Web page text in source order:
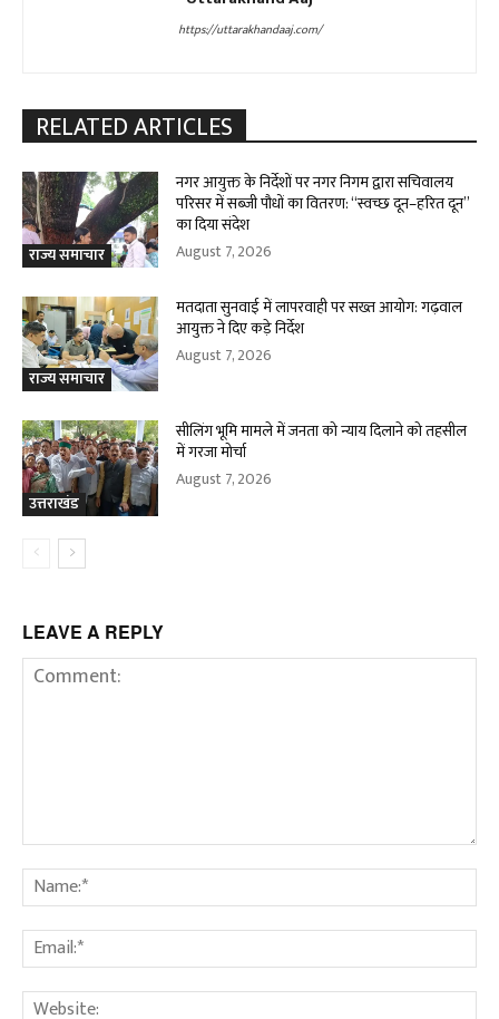
https://uttarakhandaaj.com/
RELATED ARTICLES
राज्य समाचार
नगर आयुक्त के निर्देशों पर नगर निगम द्वारा सचिवालय
परिसर में सब्जी पौधों का वितरण: “स्वच्छ दून–हरित दून”
का दिया संदेश
August 7, 2026
राज्य समाचार
मतदाता सुनवाई में लापरवाही पर सख्त आयोग: गढ़वाल
आयुक्त ने दिए कड़े निर्देश
August 7, 2026
उत्तराखंड
सीलिंग भूमि मामले में जनता को न्याय दिलाने को तहसील
में गरजा मोर्चा
August 7, 2026
LEAVE A REPLY
Comment: